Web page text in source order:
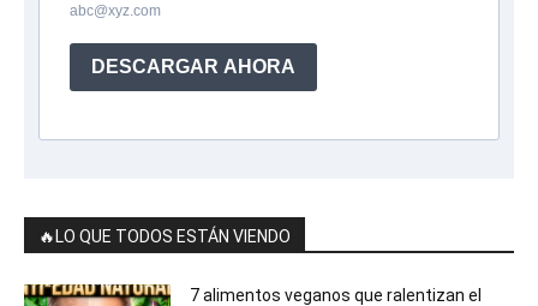
abc@xyz.com
DESCARGAR AHORA
🔥LO QUE TODOS ESTÁN VIENDO
7 alimentos veganos que ralentizan el